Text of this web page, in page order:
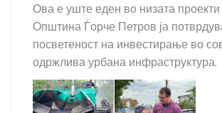
Ова е уште еден во низата проекти
Општина Ѓорче Петров ја
посветеност на инвестирање во
одржлива урбана инфраструктура.